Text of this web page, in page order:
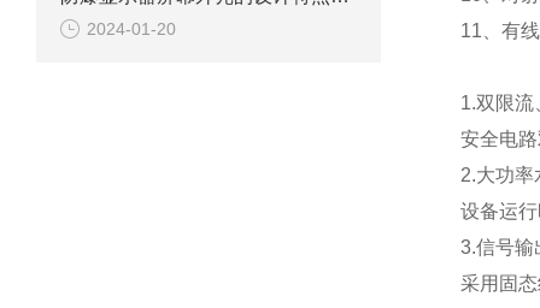
2024-01-20
11、有
1.双限流
安全电
2.大功率
设备运
3.信号输
采用固